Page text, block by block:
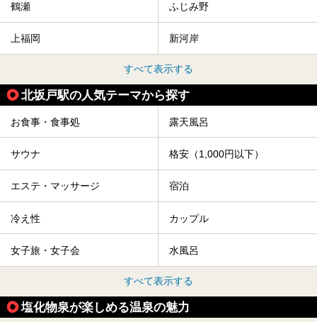
鶴瀬 ふじみ野
上福岡 新河岸
すべて表示する
北坂戸駅の人気テーマから探す
お食事・食事処 露天風呂
サウナ 格安（1,000円以下）
エステ・マッサージ 宿泊
冷え性 カップル
女子旅・女子会 水風呂
すべて表示する
塩化物泉が楽しめる温泉の魅力